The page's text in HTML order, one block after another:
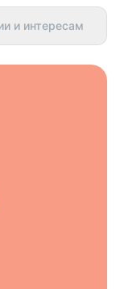
и интересам